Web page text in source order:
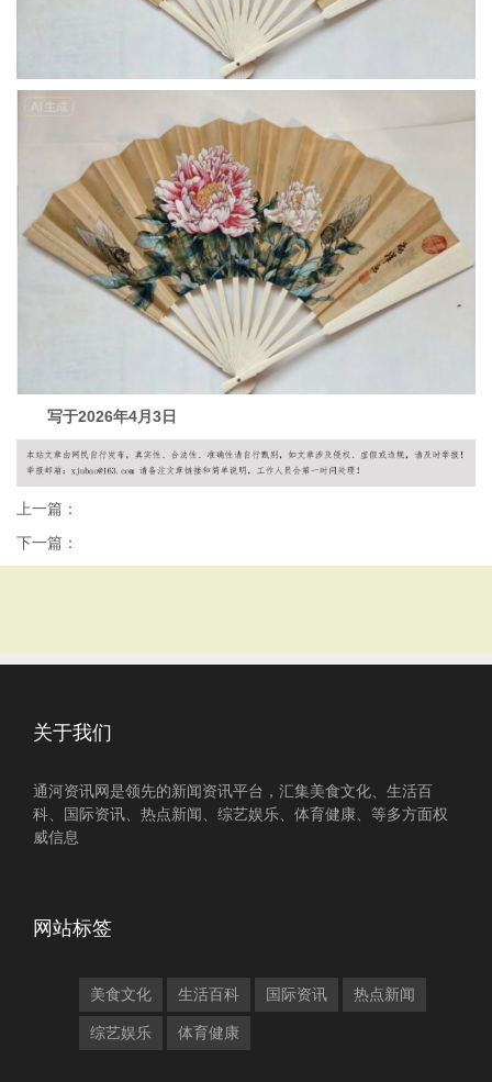
写于2026年4月3日
上一篇：
下一篇：
关于我们
通河资讯网是领先的新闻资讯平台，汇集美食文化、生活百
科、国际资讯、热点新闻、综艺娱乐、体育健康、等多方面权
威信息
网站标签
美食文化 生活百科 国际资讯 热点新闻
综艺娱乐 体育健康